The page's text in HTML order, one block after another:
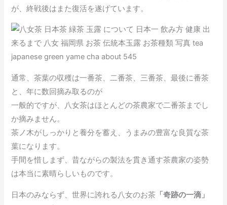
が、終戦後はまた復活を遂げています。
通常、茶葉の収穫は一番茶、二番茶、三番茶、最後に番茶
と、年に数回摘み取るのが
一般的ですが、八女茶はほとんどの茶農家で二番茶までし
か摘みません。
茶ノ木がしっかりと養分を蓄え、うまみの豊富な良質な茶
葉になります。
手間を惜しまず、昔ながらの製法を貫き通す茶農家の姿勢
は本当に素晴らしいものです。
日本のみならず、世界に誇れる八女のお茶 「奇跡の一滴」